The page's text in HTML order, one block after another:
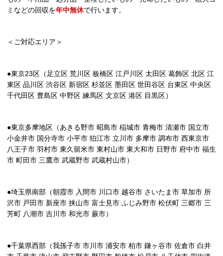
ミなどの回収を年中無休で行います。
＜ご対応エリア＞
●東京23区（足立区 荒川区 板橋区 江戸川区 太田区 葛飾区 北区 江
東区 品川区 渋谷区 新宿区 杉並区 墨田区 世田谷区 台東区 中央区
千代田区 豊島区 中野区 練馬区 文京区 港区 目黒区）
●東京多摩地区（あきる野市 昭島市 稲城市 青梅市 清瀬市 国立市
小金井市 国分寺市 小平市 狛江市 立川市 多摩市 調布市 西東京市
八王子市 羽村市 東久留米市 東村山市 東大和市 日野市 府中市 福生
市 町田市 三鷹市 武蔵野市 武蔵村山市）
●埼玉県南部（朝霞市 入間市 川口市 越谷市 さいたま市 草加市 所
沢市 戸田市 新座市 挟山市 富士見市 ふじみ野市 松伏町 三郷市 三
芳町 八潮市 吉川市 和光市 蕨市）
●千葉県西部（我孫子市 市川市 浦安市 柏市 鎌ヶ谷市 佐倉市 白井